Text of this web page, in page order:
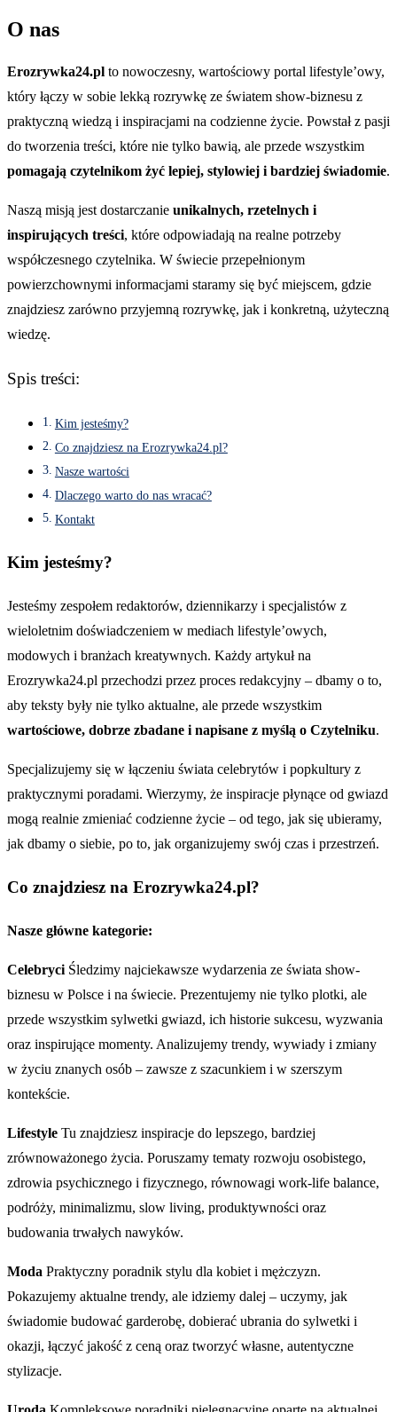
O nas
Erozrywka24.pl to nowoczesny, wartościowy portal lifestyle’owy,
który łączy w sobie lekką rozrywkę ze światem show-biznesu z
praktyczną wiedzą i inspiracjami na codzienne życie. Powstał z pasji
do tworzenia treści, które nie tylko bawią, ale przede wszystkim
pomagają czytelnikom żyć lepiej, stylowiej i bardziej świadomie.
Naszą misją jest dostarczanie unikalnych, rzetelnych i
inspirujących treści, które odpowiadają na realne potrzeby
współczesnego czytelnika. W świecie przepełnionym
powierzchownymi informacjami staramy się być miejscem, gdzie
znajdziesz zarówno przyjemną rozrywkę, jak i konkretną, użyteczną
wiedzę.
Spis treści:
Kim jesteśmy?
Co znajdziesz na Erozrywka24.pl?
Nasze wartości
Dlaczego warto do nas wracać?
Kontakt
Kim jesteśmy?
Jesteśmy zespołem redaktorów, dziennikarzy i specjalistów z
wieloletnim doświadczeniem w mediach lifestyle’owych,
modowych i branżach kreatywnych. Każdy artykuł na
Erozrywka24.pl przechodzi przez proces redakcyjny – dbamy o to,
aby teksty były nie tylko aktualne, ale przede wszystkim
wartościowe, dobrze zbadane i napisane z myślą o Czytelniku.
Specjalizujemy się w łączeniu świata celebrytów i popkultury z
praktycznymi poradami. Wierzymy, że inspiracje płynące od gwiazd
mogą realnie zmieniać codzienne życie – od tego, jak się ubieramy,
jak dbamy o siebie, po to, jak organizujemy swój czas i przestrzeń.
Co znajdziesz na Erozrywka24.pl?
Nasze główne kategorie:
Celebryci Śledzimy najciekawsze wydarzenia ze świata show-
biznesu w Polsce i na świecie. Prezentujemy nie tylko plotki, ale
przede wszystkim sylwetki gwiazd, ich historie sukcesu, wyzwania
oraz inspirujące momenty. Analizujemy trendy, wywiady i zmiany
w życiu znanych osób – zawsze z szacunkiem i w szerszym
kontekście.
Lifestyle Tu znajdziesz inspiracje do lepszego, bardziej
zrównoważonego życia. Poruszamy tematy rozwoju osobistego,
zdrowia psychicznego i fizycznego, równowagi work-life balance,
podróży, minimalizmu, slow living, produktywności oraz
budowania trwałych nawyków.
Moda Praktyczny poradnik stylu dla kobiet i mężczyzn.
Pokazujemy aktualne trendy, ale idziemy dalej – uczymy, jak
świadomie budować garderobę, dobierać ubrania do sylwetki i
okazji, łączyć jakość z ceną oraz tworzyć własne, autentyczne
stylizacje.